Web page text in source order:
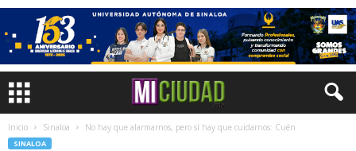
Inicio Sinaloa No hay que alarmarnos, pero sí hay que cuidarnos: Cuén
SINALOA